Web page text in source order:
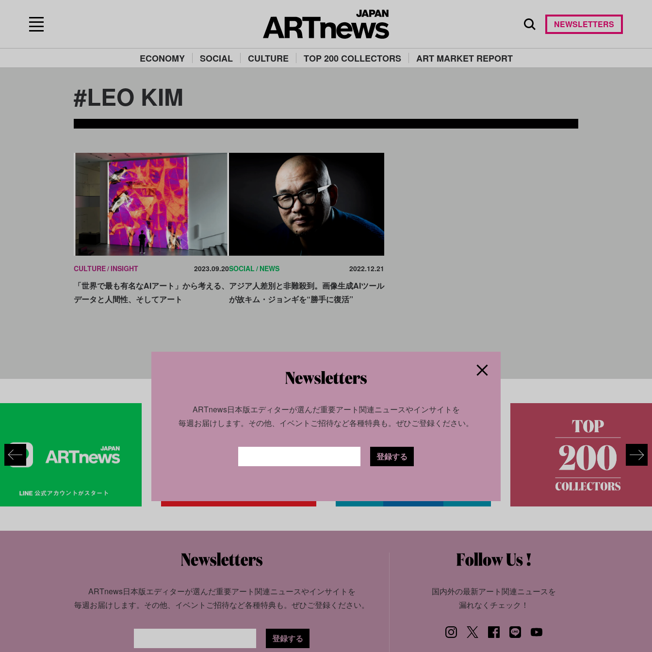
ECONOMY SOCIAL CULTURE TOP 200 COLLECTORS ART MARKET REPORT
NEWSLETTERS
#LEO KIM
CULTURE INSIGHT 2023.09.20
「世界で最も有名なAIアート」から考える、
データと人間性、そしてアート
SOCIAL NEWS 2022.12.21
アジア人差別と非難殺到。画像生成AIツール
が故キム・ジョンギを“勝手に復活”
ARTnews日本版エディターが選んだ重要アート関連ニュースやインサイトを
毎週お届けします。 その他、イベントご招待など各種特典も。 ぜひご登録ください。
登録する
国内外の最新アート関連ニュースを
漏れなくチェック！
ARTnews日本版エディターが選んだ重要アート関連ニュースやインサイトを
毎週お届けします。 その他、イベントご招待など各種特典も。ぜひご登録ください。
登録する